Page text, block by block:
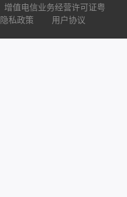
增值电信业务经营许可证粤
隐私政策 用户协议